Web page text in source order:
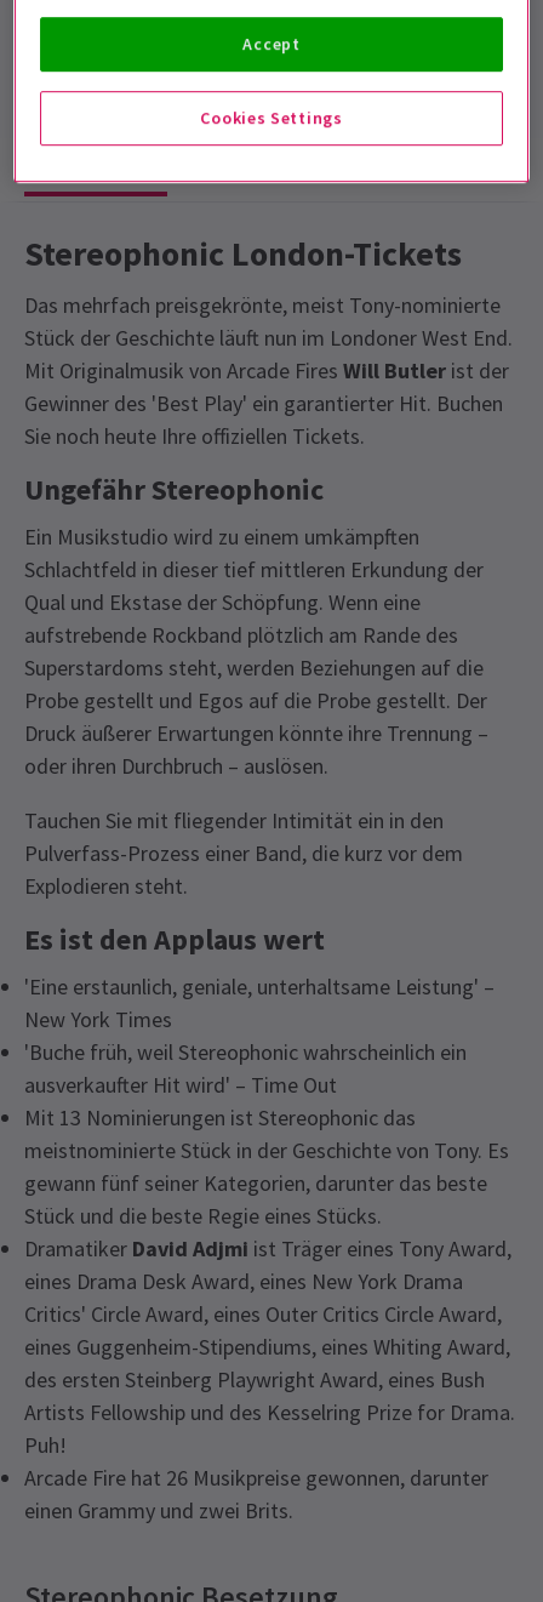
Mit Pause
122reviews
Stereophonic London-Tickets
Das mehrfach preisgekrönte, meist Tony-nominierte
Stück der Geschichte läuft nun im Londoner West End.
Mit Originalmusik von Arcade Fires Will Butler ist der
Gewinner des 'Best Play' ein garantierter Hit. Buchen
Sie noch heute Ihre offiziellen Tickets.
Ungefähr Stereophonic
Ein Musikstudio wird zu einem umkämpften
Schlachtfeld in dieser tief mittleren Erkundung der
Qual und Ekstase der Schöpfung. Wenn eine
aufstrebende Rockband plötzlich am Rande des
Superstardoms steht, werden Beziehungen auf die
Probe gestellt und Egos auf die Probe gestellt. Der
Druck äußerer Erwartungen könnte ihre Trennung –
oder ihren Durchbruch – auslösen.
Tauchen Sie mit fliegender Intimität ein in den
Pulverfass-Prozess einer Band, die kurz vor dem
Explodieren steht.
Es ist den Applaus wert
'Eine erstaunlich, geniale, unterhaltsame Leistung' –
New York Times
'Buche früh, weil Stereophonic wahrscheinlich ein
ausverkaufter Hit wird' – Time Out
Mit 13 Nominierungen ist Stereophonic das
meistnominierte Stück in der Geschichte von Tony. Es
gewann fünf seiner Kategorien, darunter das beste
Stück und die beste Regie eines Stücks.
Dramatiker David Adjmi ist Träger eines Tony Award,
eines Drama Desk Award, eines New York Drama
Critics' Circle Award, eines Outer Critics Circle Award,
eines Guggenheim-Stipendiums, eines Whiting Award,
des ersten Steinberg Playwright Award, eines Bush
Artists Fellowship und des Kesselring Prize for Drama.
Puh!
Arcade Fire hat 26 Musikpreise gewonnen, darunter
einen Grammy und zwei Brits.
Cookies Settings
Accept